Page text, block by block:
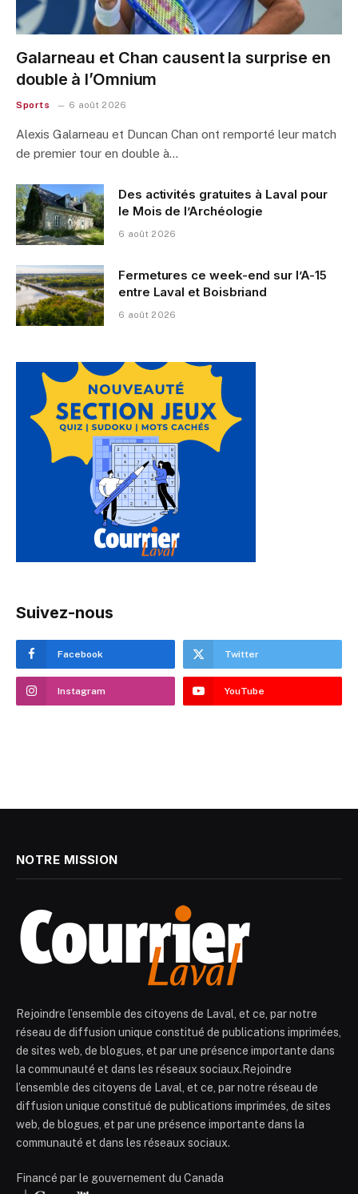
Galarneau et Chan causent la surprise en
double à l’Omnium
Sports 6 août 2026
Alexis Galarneau et Duncan Chan ont remporté leur match
de premier tour en double à…
Des activités gratuites à Laval pour
le Mois de l’Archéologie
6 août 2026
Fermetures ce week-end sur l’A-15
entre Laval et Boisbriand
6 août 2026
Suivez-nous
Facebook Twitter
Instagram YouTube
NOTRE MISSION
Rejoindre l’ensemble des citoyens de Laval, et ce, par notre
réseau de diffusion unique constitué de publications imprimées,
de sites web, de blogues, et par une présence importante dans
la communauté et dans les réseaux sociaux.Rejoindre
l’ensemble des citoyens de Laval, et ce, par notre réseau de
diffusion unique constitué de publications imprimées, de sites
web, de blogues, et par une présence importante dans la
communauté et dans les réseaux sociaux.
Financé par le gouvernement du Canada